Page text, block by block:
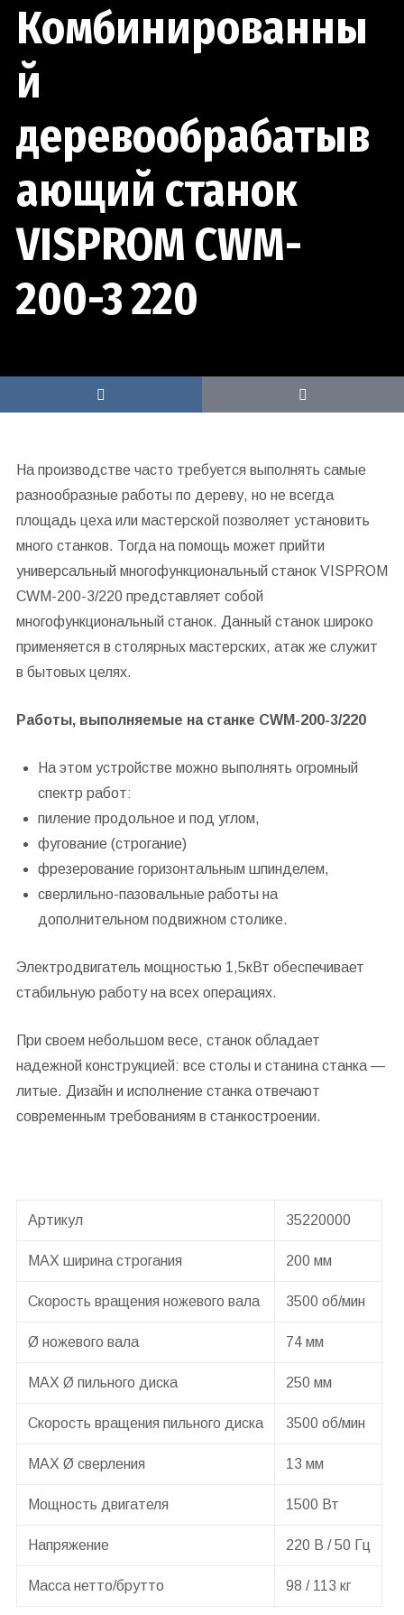
Комбинированны
й
деревообрабатыв
ающий станок
VISPROM CWM-
200-3 220
На производстве часто требуется выполнять самые
разнообразные работы по дереву, но не всегда
площадь цеха или мастерской позволяет установить
много станков. Тогда на помощь может прийти
универсальный многофункциональный станок VISPROM
CWM-200-3/220 представляет собой
многофункциональный станок. Данный станок широко
применяется в столярных мастерских, атак же служит
в бытовых целях.
Работы, выполняемые на станке CWM-200-3/220
На этом устройстве можно выполнять огромный
спектр работ:
пиление продольное и под углом,
фугование (строгание)
фрезерование горизонтальным шпинделем,
сверлильно-пазовальные работы на
дополнительном подвижном столике.
Электродвигатель мощностью 1,5кВт обеспечивает
стабильную работу на всех операциях.
При своем небольшом весе, станок обладает
надежной конструкцией: все столы и станина станка —
литые. Дизайн и исполнение станка отвечают
современным требованиям в станкостроении.
Артикул 35220000
МАХ ширина строгания 200 мм
Скорость вращения ножевого вала 3500 об/мин
Ø ножевого вала 74 мм
МАХ Ø пильного диска 250 мм
Скорость вращения пильного диска 3500 об/мин
МАХ Ø сверления 13 мм
Мощность двигателя 1500 Вт
Напряжение 220 В / 50 Гц
Масса нетто/брутто 98 / 113 кг